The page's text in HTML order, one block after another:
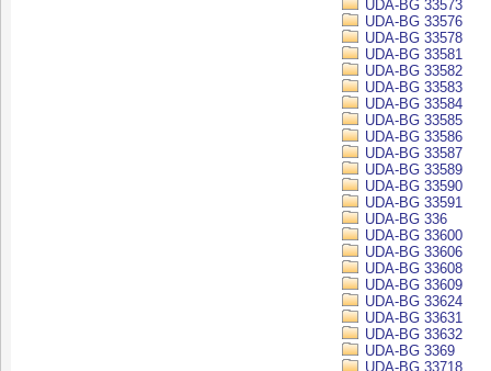
UDA-BG 33573
UDA-BG 33576
UDA-BG 33578
UDA-BG 33581
UDA-BG 33582
UDA-BG 33583
UDA-BG 33584
UDA-BG 33585
UDA-BG 33586
UDA-BG 33587
UDA-BG 33589
UDA-BG 33590
UDA-BG 33591
UDA-BG 336
UDA-BG 33600
UDA-BG 33606
UDA-BG 33608
UDA-BG 33609
UDA-BG 33624
UDA-BG 33631
UDA-BG 33632
UDA-BG 3369
UDA-BG 33718